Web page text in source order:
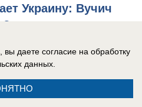
Украину: Вучич
и
«о
братской
отвернулась от
вы даете согласие на обработку
данных.